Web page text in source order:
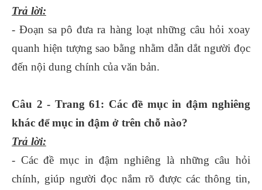
Trả lời:
- Đoạn sa pô đưa ra hàng loạt những câu hỏi xoay
quanh hiện tượng sao bằng nhằm dẫn dắt người đọc
đến nội dung chính của văn bản.
Câu 2 - Trang 61: Các đề mục in đậm nghiêng
khác để mục in đậm ở trên chỗ nào?
Trả lời:
- Các đề mục in đậm nghiêng là những câu hỏi
chính, giúp người đọc nắm rõ được các thông tin,